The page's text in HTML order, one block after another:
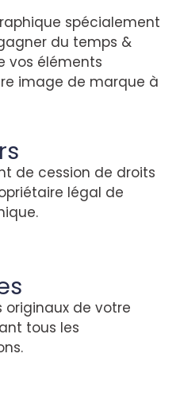
spécialement
du temps &
vos éléments
image de marque à
de cession de droits
légal de
originaux de votre
tous les